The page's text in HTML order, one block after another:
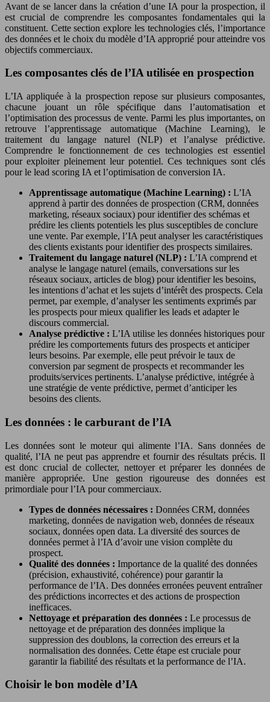
Avant de se lancer dans la création d’une IA pour la prospection, il
est crucial de comprendre les composantes fondamentales qui la
constituent. Cette section explore les technologies clés, l’importance
des données et le choix du modèle d’IA approprié pour atteindre vos
objectifs commerciaux.
Les composantes clés de l’IA utilisée en prospection
L’IA appliquée à la prospection repose sur plusieurs composantes,
chacune jouant un rôle spécifique dans l’automatisation et
l’optimisation des processus de vente. Parmi les plus importantes, on
retrouve l’apprentissage automatique (Machine Learning), le
traitement du langage naturel (NLP) et l’analyse prédictive.
Comprendre le fonctionnement de ces technologies est essentiel
pour exploiter pleinement leur potentiel. Ces techniques sont clés
pour le lead scoring IA et l’optimisation de conversion IA.
Apprentissage automatique (Machine Learning) : L’IA
apprend à partir des données de prospection (CRM, données
marketing, réseaux sociaux) pour identifier des schémas et
prédire les clients potentiels les plus susceptibles de conclure
une vente. Par exemple, l’IA peut analyser les caractéristiques
des clients existants pour identifier des prospects similaires.
Traitement du langage naturel (NLP) : L’IA comprend et
analyse le langage naturel (emails, conversations sur les
réseaux sociaux, articles de blog) pour identifier les besoins,
les intentions d’achat et les sujets d’intérêt des prospects. Cela
permet, par exemple, d’analyser les sentiments exprimés par
les prospects pour mieux qualifier les leads et adapter le
discours commercial.
Analyse prédictive : L’IA utilise les données historiques pour
prédire les comportements futurs des prospects et anticiper
leurs besoins. Par exemple, elle peut prévoir le taux de
conversion par segment de prospects et recommander les
produits/services pertinents. L’analyse prédictive, intégrée à
une stratégie de vente prédictive, permet d’anticiper les
besoins des clients.
Les données : le carburant de l’IA
Les données sont le moteur qui alimente l’IA. Sans données de
qualité, l’IA ne peut pas apprendre et fournir des résultats précis. Il
est donc crucial de collecter, nettoyer et préparer les données de
manière appropriée. Une gestion rigoureuse des données est
primordiale pour l’IA pour commerciaux.
Types de données nécessaires : Données CRM, données
marketing, données de navigation web, données de réseaux
sociaux, données open data. La diversité des sources de
données permet à l’IA d’avoir une vision complète du
prospect.
Qualité des données : Importance de la qualité des données
(précision, exhaustivité, cohérence) pour garantir la
performance de l’IA. Des données erronées peuvent entraîner
des prédictions incorrectes et des actions de prospection
inefficaces.
Nettoyage et préparation des données : Le processus de
nettoyage et de préparation des données implique la
suppression des doublons, la correction des erreurs et la
normalisation des données. Cette étape est cruciale pour
garantir la fiabilité des résultats et la performance de l’IA.
Choisir le bon modèle d’IA